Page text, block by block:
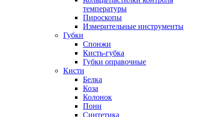
температуры
Пироскопы
Измерительные инструменты
Губки
Спонжи
Кисть-губка
Губки оправочные
Кисти
Белка
Коза
Колонок
Пони
Синтетика